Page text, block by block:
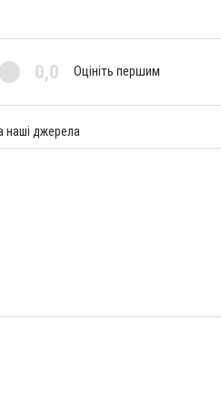
0,0 Оцініть першим
наші джерела